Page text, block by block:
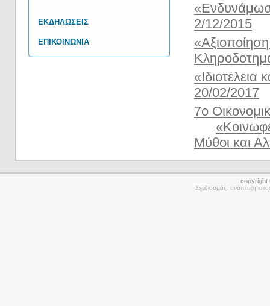
ΕΚΔΗΛΩΣΕΙΣ
ΕΠΙΚΟΙΝΩΝΙΑ
2/12/2015
«Ιδιοτέλεια
20/02/2017
7ο
Μύθοι και
Σχεδιασμός, ανάπτυξη